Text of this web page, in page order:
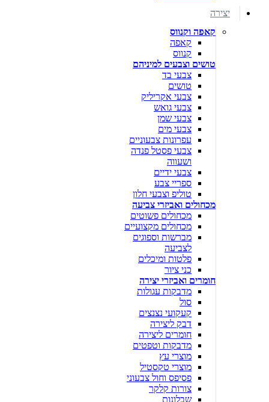
יצירה
קאפה וקנווס
קאפה
קנווס
טושים וצבעים למיניהם
צבעי בד
טושים
צבעי אקריליק
צבעי גואש
צבעי שמן
צבעי מים
עפרונות צבעוניים
צבעי פסטל פנדה
ושעווה
צבעי ידיים
ספריי צבע
טוליפ וצבעי חלון
מכחולים ואביזרי צביעה
מכחולים פשוטים
מכחולים מקצועיים
מברשות וספוגים
לצביעה
פלטות ומיכלים
כני ציור
חומרים ואביזרי יצירה
מדבקות עגולות
סול
קעקועי נצנצים
דבק ליצירה
חומרים ליצירה
מדבקות וטפטים
מוצרי עץ
מוצרי טקסטיל
פסיפס וחול צבעוני
צורות קלקר
שבלונות